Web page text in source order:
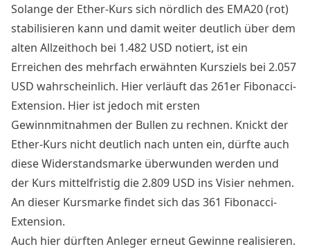
Solange der Ether-Kurs sich nördlich des EMA20 (rot)
stabilisieren kann und damit weiter deutlich über dem
alten Allzeithoch bei 1.482 USD notiert, ist ein
Erreichen des mehrfach erwähnten Kursziels bei 2.057
USD wahrscheinlich. Hier verläuft das 261er Fibonacci-
Extension. Hier ist jedoch mit ersten
Gewinnmitnahmen der Bullen zu rechnen. Knickt der
Ether-Kurs nicht deutlich nach unten ein, dürfte auch
diese Widerstandsmarke überwunden werden und
der Kurs mittelfristig die 2.809 USD ins Visier nehmen.
An dieser Kursmarke findet sich das 361 Fibonacci-
Extension.
Auch hier dürften Anleger erneut Gewinne realisieren.